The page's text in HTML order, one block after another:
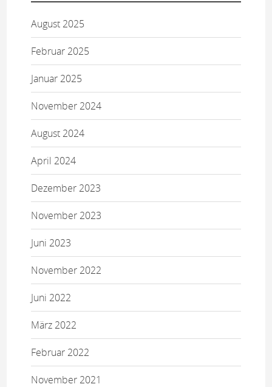
August 2025
Februar 2025
Januar 2025
November 2024
August 2024
April 2024
Dezember 2023
November 2023
Juni 2023
November 2022
Juni 2022
März 2022
Februar 2022
November 2021